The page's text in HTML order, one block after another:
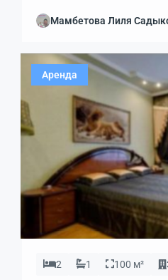
индукционная
витрина. Огромная
полностью
магазины, универсам,
супермаркеты и прочее.
транспорта; маршрутное
Мамбетова Лиля
Аренда
2 1 100 м²